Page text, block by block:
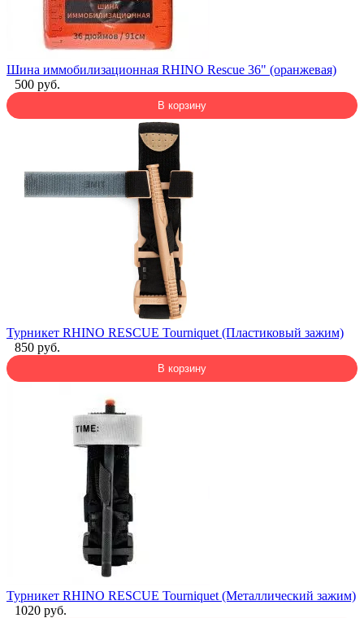
Шина иммобилизационная RHINO Rescue 36" (оранжевая)
500 руб.
В корзину
Турникет RHINO RESCUE Tourniquet (Пластиковый зажим)
850 руб.
В корзину
Турникет RHINO RESCUE Tourniquet (Металлический зажим)
1020 руб.